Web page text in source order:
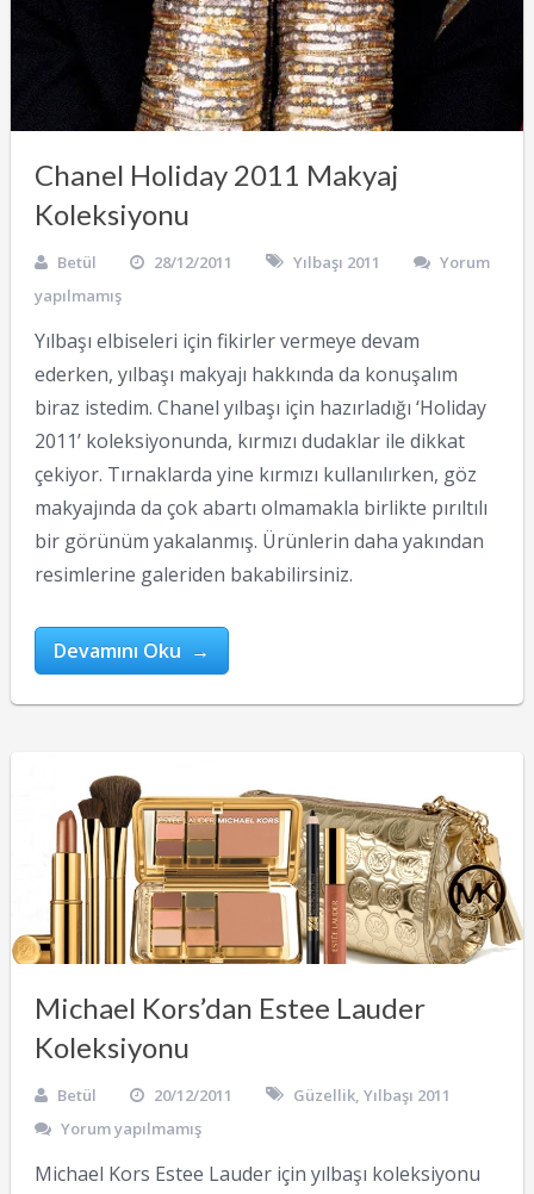
Chanel Holiday 2011 Makyaj
Koleksiyonu
Betül 28/12/2011 Yılbaşı 2011
Yorum
yapılmamış
Yılbaşı elbiseleri için fikirler vermeye devam
ederken, yılbaşı makyajı hakkında da konuşalım
biraz istedim. Chanel yılbaşı için hazırladığı ‘Holiday
2011’ koleksiyonunda, kırmızı dudaklar ile dikkat
çekiyor. Tırnaklarda yine kırmızı kullanılırken, göz
makyajında da çok abartı olmamakla birlikte pırıltılı
bir görünüm yakalanmış. Ürünlerin daha yakından
resimlerine galeriden bakabilirsiniz.
Devamını Oku →
Michael Kors’dan Estee Lauder
Koleksiyonu
Betül 20/12/2011 Güzellik, Yılbaşı 2011
Yorum yapılmamış
Michael Kors Estee Lauder için yılbaşı koleksiyonu